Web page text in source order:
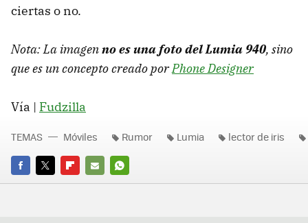
ciertas o no.
Nota: La imagenno es una foto del Lumia 940, sino
que es un concepto creado porPhone Designer
Vía | Fudzilla
FACEBOOK
TWITTERFLIPBOARD
E-
WHATSAPP
TEMAS Móviles Rumor Lumia lector de iris